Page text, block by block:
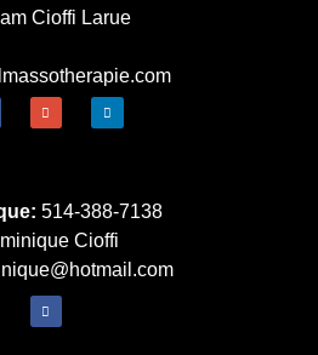
Cioffi Larue
514-388-7138
Cioffi